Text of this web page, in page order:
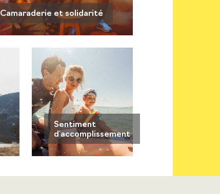
Camaraderie et solidarité
Sentiment
d'accomplissement